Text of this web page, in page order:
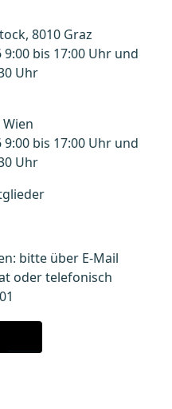
8010 Graz
bis 17:00 Uhr und
Uhr
bis 17:00 Uhr und
Uhr
bitte über E-Mail
oder telefonisch